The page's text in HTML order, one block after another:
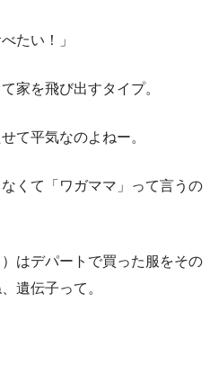
たい！」
家を飛び出すタイプ。
て平気なのよねー。
くて「ワガママ」って言うの
はデパートで買った服をその
遺伝子って。